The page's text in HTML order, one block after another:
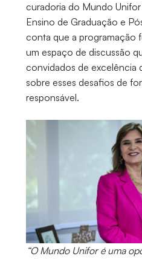
curadoria do Mundo
Ensino de Graduação e
conta que a programação
um espaço de discussão
convidados de excelência
sobre esses desafios de
responsável.
“O Mundo Unifor é uma